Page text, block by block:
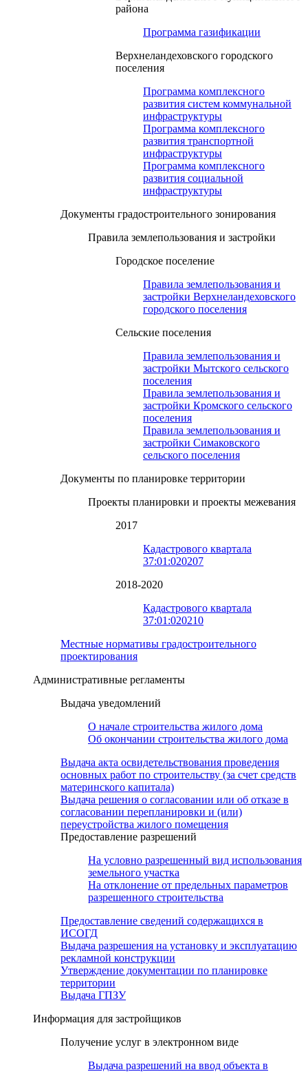
района
Программа газификации
Верхнеландеховского городского
поселения
Программа комплексного
развития систем коммунальной
инфраструктуры
Программа комплексного
развития транспортной
инфраструктуры
Программа комплексного
развития социальной
инфраструктуры
Документы градостроительного зонирования
Правила землепользования и застройки
Городское поселение
Правила землепользования и
застройки Верхнеландеховского
городского поселения
Сельские поселения
Правила землепользования и
застройки Мытского сельского
поселения
Правила землепользования и
застройки Кромского сельского
поселения
Правила землепользования и
застройки Симаковского
сельского поселения
Документы по планировке территории
Проекты планировки и проекты межевания
2017
Кадастрового квартала
37:01:020207
2018-2020
Кадастрового квартала
37:01:020210
Местные нормативы градостроительного
проектирования
Административные регламенты
Выдача уведомлений
О начале строительства жилого дома
Об окончании строительства жилого дома
Выдача акта освидетельствования проведения
основных работ по строительству (за счет средств
материнского капитала)
Выдача решения о согласовании или об отказе в
согласовании перепланировки и (или)
переустройства жилого помещения
Предоставление разрешений
На условно разрешенный вид использования
земельного участка
На отклонение от предельных параметров
разрешенного строительства
Предоставление сведений содержащихся в
ИСОГД
Выдача разрешения на установку и эксплуатацию
рекламной конструкции
Утверждение документации по планировке
территории
Выдача ГПЗУ
Информация для застройщиков
Получение услуг в электронном виде
Выдача разрешений на ввод объекта в